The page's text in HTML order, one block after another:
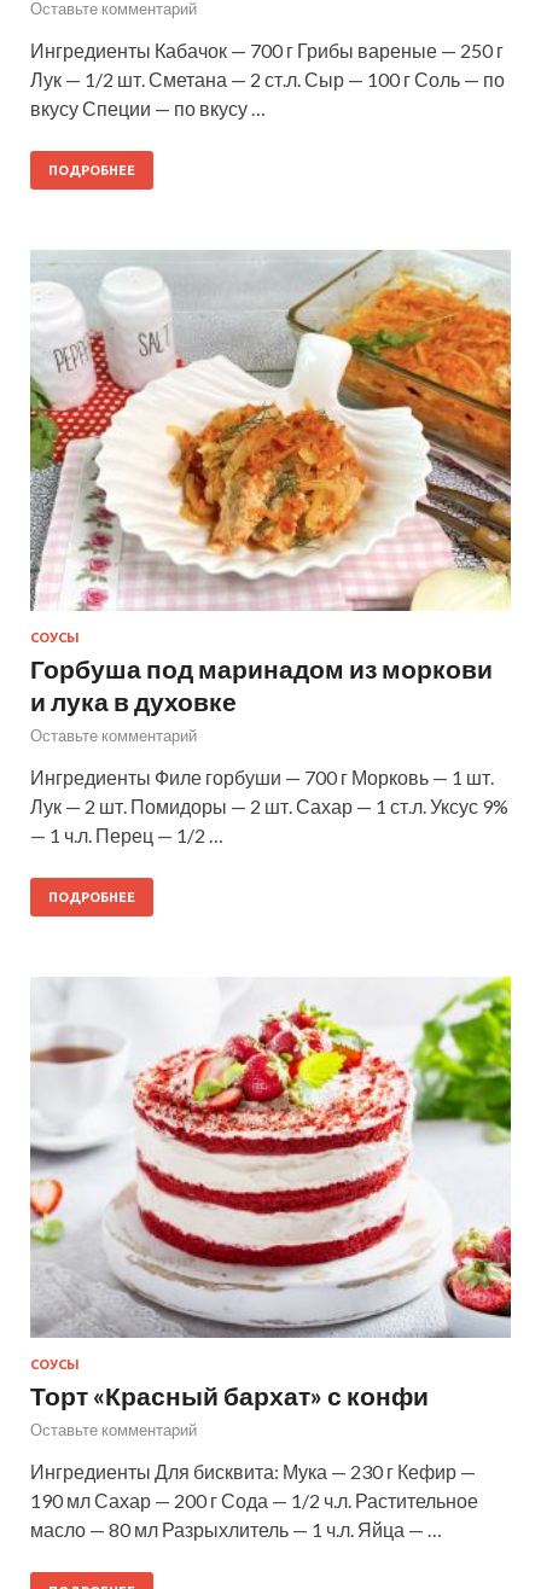
Оставьте комментарий
Ингредиенты Кабачок — 700 г Грибы вареные — 250 г
Лук — 1/2 шт. Сметана — 2 ст.л. Сыр — 100 г Соль — по
вкусу Специи — по вкусу …
ПОДРОБНЕЕ
СОУСЫ
Горбуша под маринадом из моркови
и лука в духовке
Оставьте комментарий
Ингредиенты Филе горбуши — 700 г Морковь — 1 шт.
Лук — 2 шт. Помидоры — 2 шт. Сахар — 1 ст.л. Уксус 9%
— 1 ч.л. Перец — 1/2 …
ПОДРОБНЕЕ
СОУСЫ
Торт «Красный бархат» с конфи
Оставьте комментарий
Ингредиенты Для бисквита: Мука — 230 г Кефир —
190 мл Сахар — 200 г Сода — 1/2 ч.л. Растительное
масло — 80 мл Разрыхлитель — 1 ч.л. Яйца — …